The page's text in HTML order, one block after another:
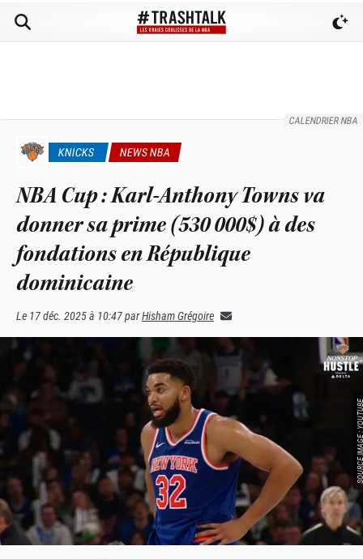
CALENDRIER NBA
KNICKS NEWS NBA
NBA Cup : Karl-Anthony Towns va
donner sa prime (530 000$) à des
fondations en République
dominicaine
Le 17 déc. 2025 à 10:47parHisham Grégoire
SOURCE